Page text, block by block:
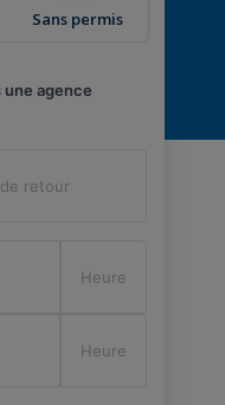
Sans permis
une agence